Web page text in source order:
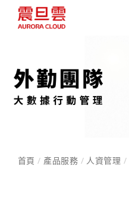
首頁 / 產品服務 /人資管理 /